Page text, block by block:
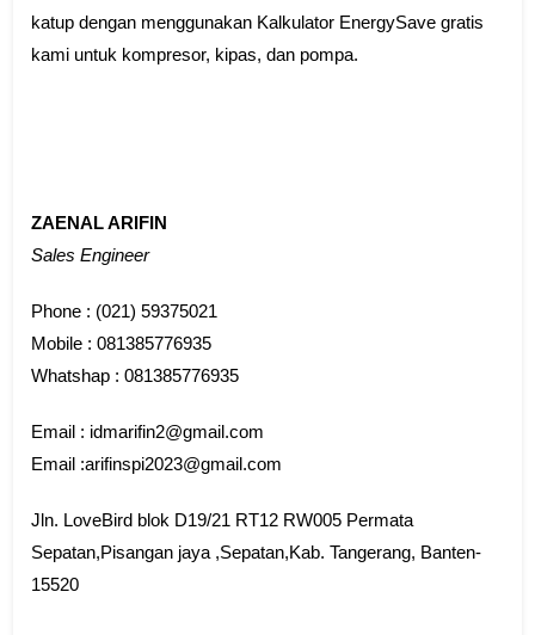
katup dengan menggunakan Kalkulator EnergySave gratis
kami untuk kompresor, kipas, dan pompa.
ZAENAL ARIFIN
Sales Engineer
Phone : (021) 59375021
Mobile : 081385776935
Whatshap : 081385776935
Email : idmarifin2@gmail.com
Email :arifinspi2023@gmail.com
Jln. LoveBird blok D19/21 RT12 RW005 Permata
Sepatan,Pisangan jaya ,Sepatan,Kab. Tangerang, Banten-
15520